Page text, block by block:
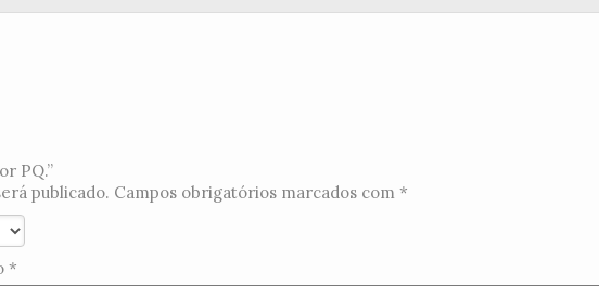
PQ.”
publicado. Campos obrigatórios marcados com *
*